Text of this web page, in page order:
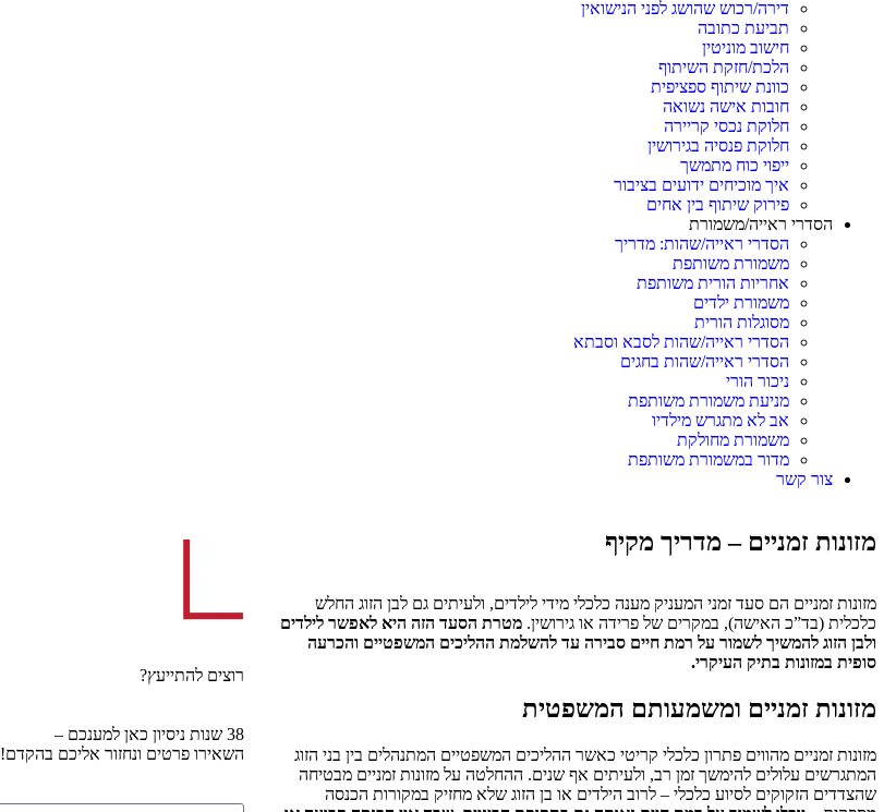
דירה/רכוש שהושג לפני הנישואין
תביעת כתובה
חישוב מוניטין
הלכת/חזקת השיתוף
כוונת שיתוף ספציפית
חובות אישה נשואה
חלוקת נכסי קריירה
חלוקת פנסיה בגירושין
ייפוי כוח מתמשך
איך מוכיחים ידועים בציבור
פירוק שיתוף בין אחים
הסדרי ראייה/משמורת
הסדרי ראייה/שהות: מדריך
משמורת משותפת
אחריות הורית משותפת
משמורת ילדים
מסוגלות הורית
הסדרי ראייה/שהות לסבא וסבתא
הסדרי ראייה/שהות בחגים
ניכור הורי
מניעת משמורת משותפת
אב לא מתגרש מילדיו
משמורת מחולקת
מדור במשמורת משותפת
צור קשר
מזונות זמניים – מדריך מקיף
מזונות זמניים הם סעד זמני המעניק מענה כלכלי מידי לילדים, ולעיתים גם לבן הזוג החלש
כלכלית (בד”כ האישה), במקרים של פרידה או גירושין. מטרת הסעד הזה היא לאפשר לילדים
ולבן הזוג להמשיך לשמור על רמת חיים סבירה עד להשלמת ההליכים המשפטיים והכרעה
סופית במזונות בתיק העיקרי.
מזונות זמניים ומשמעותם המשפטית
מזונות זמניים מהווים פתרון כלכלי קריטי כאשר ההליכים המשפטיים המתנהלים בין בני הזוג
המתגרשים עלולים להימשך זמן רב, ולעיתים אף שנים. ההחלטה על מזונות זמניים מבטיחה
שהצדדים הזקוקים לסיוע כלכלי – לרוב הילדים או בן הזוג שלא מחזיק במקורות הכנסה
רוצים להתייעץ?
38 שנות ניסיון כאן למענכם –
השאירו פרטים ונחזור אליכם בהקדם!